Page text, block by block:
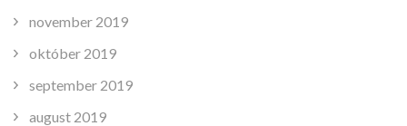
november 2019
október 2019
september 2019
august 2019